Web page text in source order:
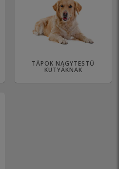
TÁPOK NAGYTESTŰ
KUTYÁKNAK